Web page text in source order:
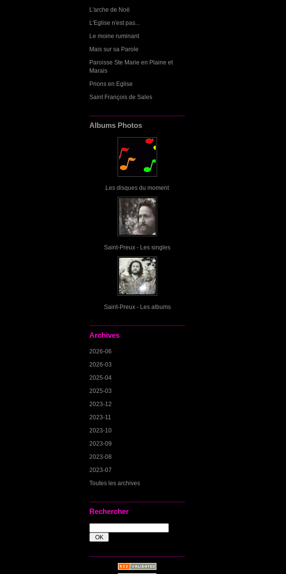
L'arche de Noë
L'Eglise n'est pas...
Le moine ruminant
Mais sur sa Parole
Paroisse Ste Marie en Plaine et
Marais
Prions en Eglise
Saint François de Sales
Albums Photos
Les disques du moment
Saint-Preux - Les singles
Saint-Preux - Les albums
Archives
2026-06
2026-03
2025-04
2025-03
2023-12
2023-11
2023-10
2023-09
2023-08
2023-07
Toutes les archives
Rechercher